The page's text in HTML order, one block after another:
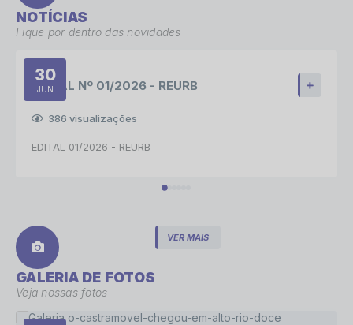
NOTÍCIAS
Fique por dentro das novidades
EDITAL Nº 01/2026 - REURB
30
JUN
386 visualizações
EDITAL 01/2026 - REURB
GALERIA DE FOTOS
Veja nossas fotos
VER MAIS